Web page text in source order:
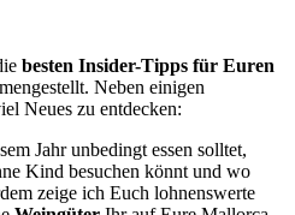
besten Insider-Tipps für Euren
Neben einigen
Neues zu entdecken:
Jahr unbedingt essen solltet,
Kind besuchen könnt und wo
zeige ich Euch lohnenswerte